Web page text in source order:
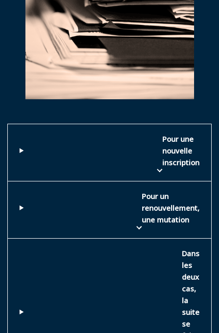
Pour une
nouvelle
inscription
Pour un
renouvellement,
une mutation
Dans
les
deux
cas,
la
suite
se